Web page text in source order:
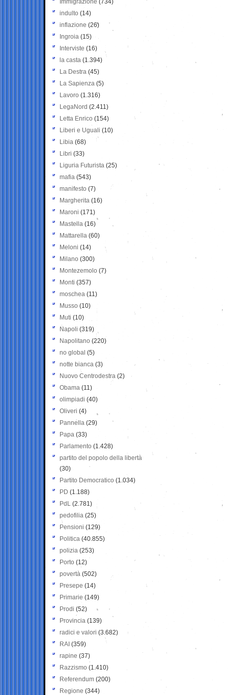
Immigrazione (734)
indulto (14)
inflazione (26)
Ingroia (15)
Interviste (16)
la casta (1.394)
La Destra (45)
La Sapienza (5)
Lavoro (1.316)
LegaNord (2.411)
Letta Enrico (154)
Liberi e Uguali (10)
Libia (68)
Libri (33)
Liguria Futurista (25)
mafia (543)
manifesto (7)
Margherita (16)
Maroni (171)
Mastella (16)
Mattarella (60)
Meloni (14)
Milano (300)
Montezemolo (7)
Monti (357)
moschea (11)
Musso (10)
Muti (10)
Napoli (319)
Napolitano (220)
no global (5)
notte bianca (3)
Nuovo Centrodestra (2)
Obama (11)
olimpiadi (40)
Oliveri (4)
Pannella (29)
Papa (33)
Parlamento (1.428)
partito del popolo della libertà
(30)
Partito Democratico (1.034)
PD (1.188)
PdL (2.781)
pedofilia (25)
Pensioni (129)
Politica (40.855)
polizia (253)
Porto (12)
povertà (502)
Presepe (14)
Primarie (149)
Prodi (52)
Provincia (139)
radici e valori (3.682)
RAI (359)
rapine (37)
Razzismo (1.410)
Referendum (200)
Regione (344)